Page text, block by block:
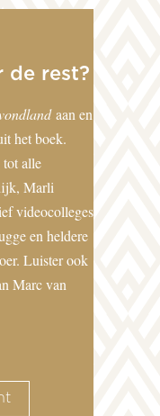
de rest?
aan en
het boek.
alle
Marli
videocolleges
en heldere
Luister ook
Marc van